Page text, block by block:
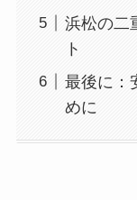
浜松の二
ト
最後に：
めに